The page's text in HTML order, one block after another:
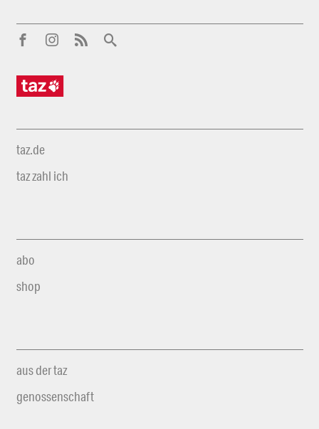
taz.de
taz zahl ich
abo
shop
aus der taz
genossenschaft